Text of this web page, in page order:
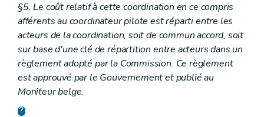
§5. Le coût relatif à cette coordination en ce compris
afférents au coordinateur pilote est réparti entre les
acteurs de la coordination, soit de commun accord, soit
sur base d'une clé de répartition entre acteurs dans un
règlement adopté par la Commission. Ce règlement
est approuvé par le Gouvernement et publié au
Moniteur belge.